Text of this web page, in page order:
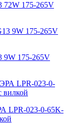
72W 175-265V
9W 175-265V
LPR-023-0-65K-